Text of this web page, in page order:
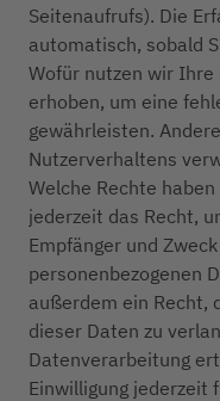
Seitenaufrufs). Die
automatisch, sobald
Wofür nutzen wir Ihre
erhoben, um eine
gewährleisten.
Nutzerverhaltens
Welche Rechte
jederzeit das Recht,
Empfänger und
personenbezogenen
außerdem ein Recht,
dieser Daten zu
Datenverarbeitung
Einwilligung jederzeit